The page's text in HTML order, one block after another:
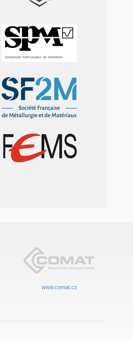
www.comat.cz